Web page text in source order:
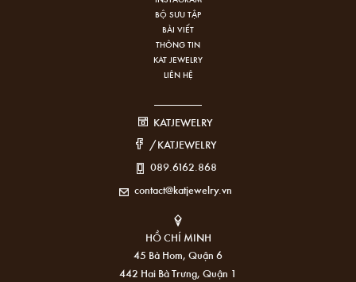
BỘ SƯU TẬP
BÀI VIẾT
THÔNG TIN
KAT JEWELRY
LIÊN HỆ
KATJEWELRY
/KATJEWELRY
089.6162.868
contact@katjewelry.vn
HỒ CHÍ MINH
45 Bà Hom, Quận 6
442 Hai Bà Trưng, Quận 1